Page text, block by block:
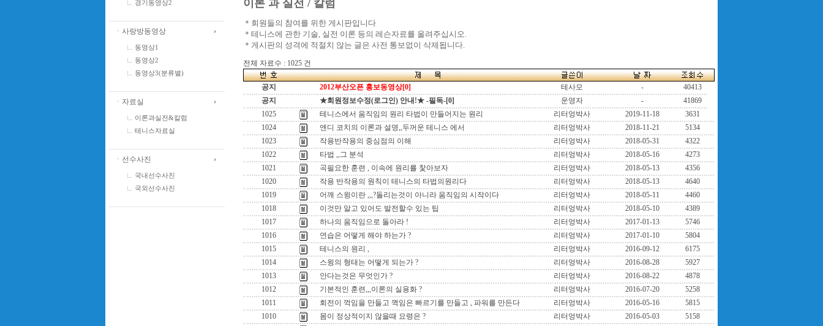
경기동영상2
ㆍ사랑방동영상
동영상1
동영상2
동영상3(분류별)
ㆍ자료실
이론과실전&칼럼
테니스자료실
ㆍ선수사진
국내선수사진
국외선수사진
이론 과 실전 / 칼럼
＊회원들의 참여를 위한 게시판입니다
＊테니스에 관한 기술, 실전 이론 등의 레슨자료를 올려주십시오.
＊게시판의 성격에 적절치 않는 글은 사전 통보없이 삭제됩니다.
전체 자료수 : 1025 건
공지 2012부산오픈 홍보동영상[0] 테사모 -
40413
공지
★회원정보수정(로그인) 안내!★ -필독-[0] 운영자 -
41869
1025
테니스에서 움직임의 원리 타법이 만들어지는 원리 리터엉박사 2019-11-18
3631
1024
앤디 코치의 이론과 설명,,두꺼운 테니스 에서 리터엉박사 2018-11-21
5134
1023
작용반작용의 중심점의 이해 리터엉박사 2018-05-31
4322
1022
타법 ,,그 분석 리터엉박사 2018-05-16
4273
1021
곡필요한 훈련 , 이속에 원리를 찿아보자 리터엉박사 2018-05-13
4356
1020
작용 반작용의 원칙이 테니스의 타법의원리다 리터엉박사 2018-05-13
4640
1019
어깨 스윙이란 ,,,?돌리는것이 아니라 움직임의 시작이다 리터엉박사 2018-05-11
4460
1018
이것만 알고 있어도 발전할수 있는 팁 리터엉박사 2018-05-10
4389
1017
하나의 움직임으로 돌아라 ! 리터엉박사 2017-01-13
5746
1016
연습은 어떻게 해야 하는가 ? 리터엉박사 2017-01-10
5804
1015
테니스의 원리 , 리터엉박사 2016-09-12
6175
1014
스윙의 형태는 어떻게 되는가 ? 리터엉박사 2016-08-28
5927
1013
안다는것은 무엇인가 ? 리터엉박사 2016-08-22
4878
1012
기본적인 훈련,,,이론의 실용화 ? 리터엉박사 2016-07-20
5258
1011
회전이 꺽임을 만들고 껵임은 빠르기를 만들고 , 파워를 만든다 리터엉박사 2016-05-16
5815
1010
몸이 정상적이지 않을때 요령은 ? 리터엉박사 2016-05-03
5158